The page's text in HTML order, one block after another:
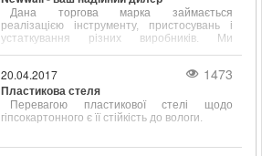
Дана торгова марка займається
реалізацією інструменту, пристосувань і
устаткування різних виробників. Ми
20.04.2017 1473
Пластикова стеля
Перевагою пластикової стелі щодо
гіпсокартонного є її стійкість до вологи.